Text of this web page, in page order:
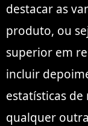
destacar as
produto, ou
superior em
incluir
estatísticas
qualquer